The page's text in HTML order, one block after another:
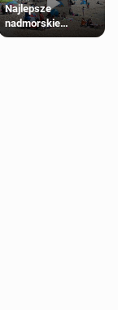
Najlepsze
nadmorskie
miasteczko blisko